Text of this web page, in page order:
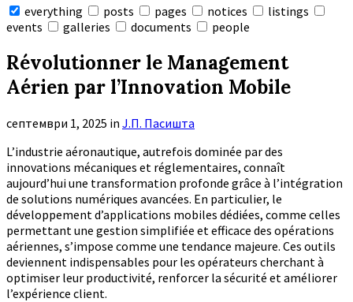
everything
posts pages notices
listings
events
galleries documents people
search
Révolutionner le Management
Aérien par l’Innovation Mobile
септември 1, 2025 in Ј.П. Пасишта
L’industrie aéronautique, autrefois dominée par des
innovations mécaniques et réglementaires, connaît
aujourd’hui une transformation profonde grâce à l’intégration
de solutions numériques avancées. En particulier, le
développement d’applications mobiles dédiées, comme celles
permettant une gestion simplifiée et efficace des opérations
aériennes, s’impose comme une tendance majeure. Ces outils
deviennent indispensables pour les opérateurs cherchant à
optimiser leur productivité, renforcer la sécurité et améliorer
l’expérience client.